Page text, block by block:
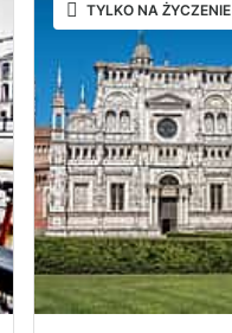
TYLKO NA ŻYCZENIE